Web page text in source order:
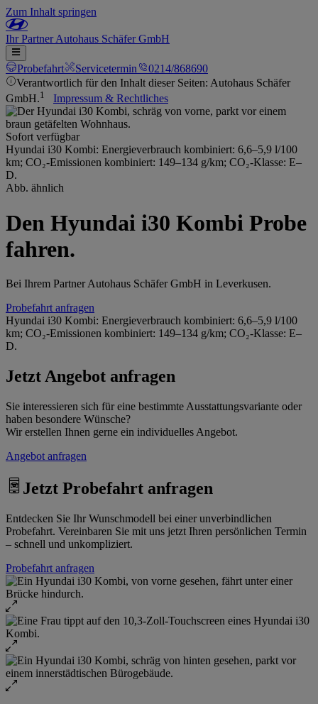
Zum Inhalt springen
IhrPartnerAutohaus Schäfer GmbH
Probefahrt Servicetermin
0214/868690
Verantwortlich für den Inhalt dieser Seiten: Autohaus Schäfer
GmbH.1 Impressum & Rechtliches
Sofort verfügbar
Hyundai i30 Kombi: Energieverbrauch kombiniert: 6,6–5,9 l/100
km; CO₂-Emissionen kombiniert: 149–134 g/km; CO₂-Klasse: E–
D.
Abb. ähnlich
Den Hyundai i30 Kombi Probe
fahren.
Bei Ihrem Partner Autohaus Schäfer GmbH in Leverkusen.
Probefahrt anfragen
Hyundai i30 Kombi: Energieverbrauch kombiniert: 6,6–5,9 l/100
km; CO₂-Emissionen kombiniert: 149–134 g/km; CO₂-Klasse: E–
D.
Jetzt Angebot anfragen
Sie interessieren sich für eine bestimmte Ausstattungsvariante oder
haben besondere Wünsche?
Wir erstellen Ihnen gerne ein individuelles Angebot.
Angebot anfragen
Jetzt Probefahrt anfragen
Entdecken Sie Ihr Wunschmodell bei einer unverbindlichen
Probefahrt. Vereinbaren Sie mit uns jetzt Ihren persönlichen Termin
– schnell und unkompliziert.
Probefahrt anfragen